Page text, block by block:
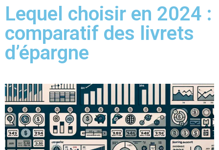
Lequel choisir en 2024 :
comparatif des livrets
d’épargne